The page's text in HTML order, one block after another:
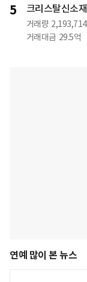
5 크리스탈신소재
거래량 2,193,714
거래대금 29.5억
연예 많이 본 뉴스